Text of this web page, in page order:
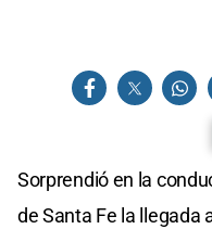
Sorprendió en la
de Santa Fe la llegada